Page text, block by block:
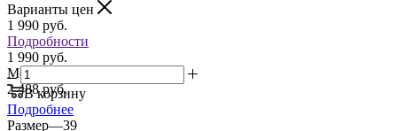
Варианты цен
1 990 руб.
Подробности
1 990 руб.
Мелкий опт:
2 488 руб.
В корзину
Подробнее
Размер—39